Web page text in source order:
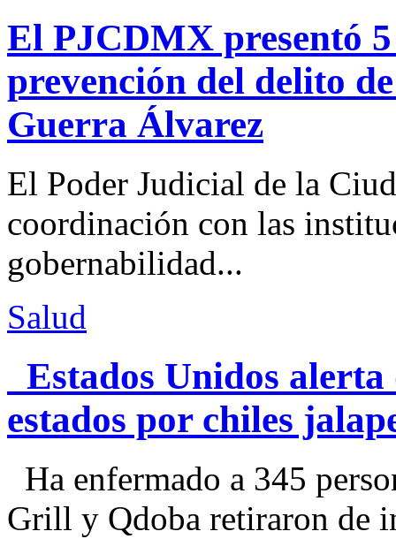
El PJCDMX presentó
prevención del delito
Guerra Álvarez
El Poder Judicial de la
coordinación con las
gobernabilidad...
Salud
Estados Unidos alerta
estados por chiles
Ha enfermado a 345
Grill y Qdoba retiraron de